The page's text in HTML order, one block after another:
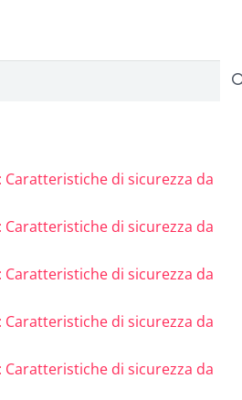
Caratteristiche di sicurezza da
Caratteristiche di sicurezza da
Caratteristiche di sicurezza da
Caratteristiche di sicurezza da
Caratteristiche di sicurezza da